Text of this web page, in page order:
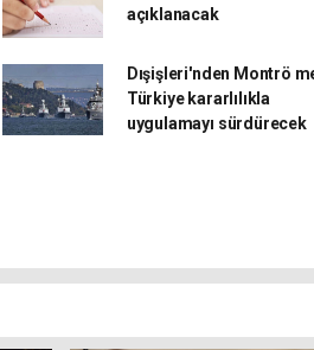
açıklanacak
Dışişleri'nden Montrö
Türkiye kararlılıkla
uygulamayı sürdürecek